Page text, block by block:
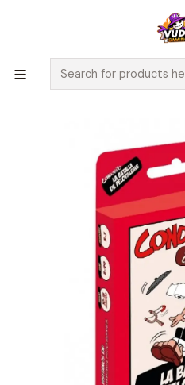
🚀 ¡Despachamos a todo Chile!
$100.000 y a RM sobre $35.000
Home Juegos de
Condorito - La Batalla